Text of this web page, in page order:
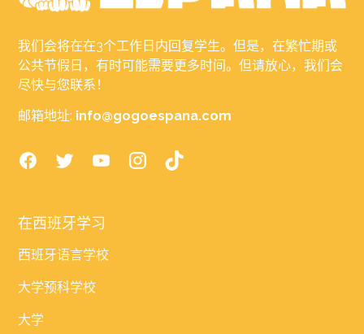
我们会将在在3个工作日内回复学生。但是，在繁忙期或
公共节假日，有时可能需要更多时间。但请放心，我们会
尽快与您联系！
邮箱地址: info@gogoespana.com
在西班牙学习
西班牙语言学校
大学预科学校
大学